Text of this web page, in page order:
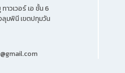
าวเวอร์ เอ ชั้น 6
ลุมพินี เขตปทุมวัน